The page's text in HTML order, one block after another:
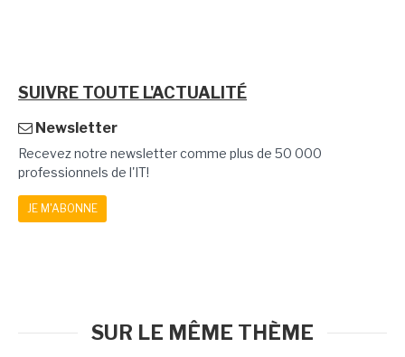
SUIVRE TOUTE L'ACTUALITÉ
Newsletter
Recevez notre newsletter comme plus de 50 000
professionnels de l'IT!
JE M'ABONNE
SUR LE MÊME THÈME